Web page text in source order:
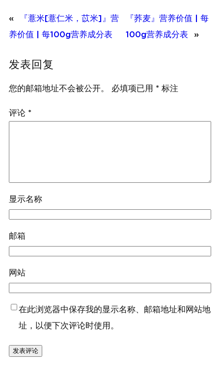
«
『薏米[薏仁米，苡米]』营
养价值 | 每100g营养成分表
『荞麦』营养价值 | 每
100g营养成分表
»
发表回复
您的邮箱地址不会被公开。 必填项已用 * 标注
评论 *
显示名称
邮箱
网站
在此浏览器中保存我的显示名称、邮箱地址和网站地
址，以便下次评论时使用。